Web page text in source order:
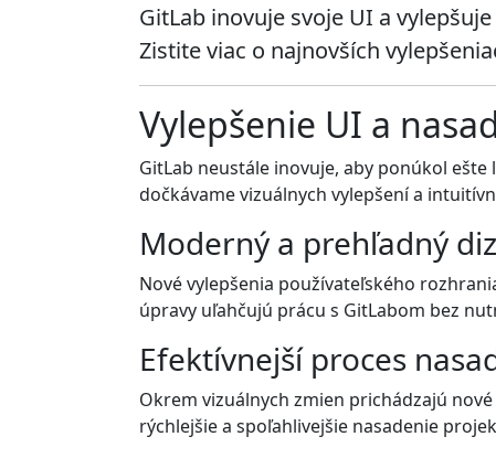
GitLab inovuje svoje UI a
Zistite viac o najnovších
Vylepšenie UI a
GitLab neustále inovuje, aby ponúkol
dočkávame vizuálnych vylepšení a
Moderný a prehľadný
Nové vylepšenia používateľského
úpravy uľahčujú prácu s GitLabom bez
Efektívnejší proces
Okrem vizuálnych zmien prichádzajú
rýchlejšie a spoľahlivejšie nasadenie